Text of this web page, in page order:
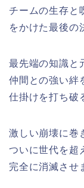
チームの生存と
をかけた最後の
最先端の知識と
仲間との強い絆
仕掛けを打ち破
激しい崩壊に巻
ついに世代を超
完全に消滅させ